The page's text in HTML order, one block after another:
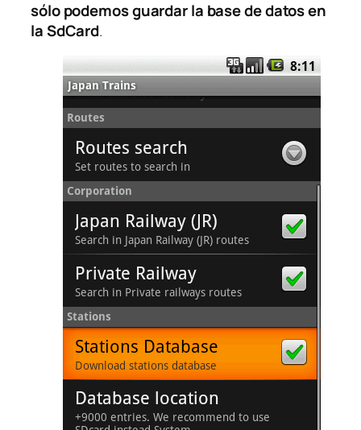
sólo podemos guardar la base de datos en
la SdCard.